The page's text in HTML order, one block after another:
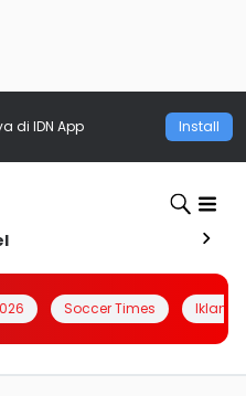
di IDN App Install
Soccer Times Iklanin